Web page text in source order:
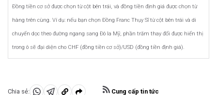
Đồng tiền cơ sở được chọn từ cột bên trái, và đồng tiền định giá được chọn từ
hàng trên cùng. Ví dụ: nếu bạn chọn Đồng Franc Thụy Sĩ từ cột bên trái và di
chuyển dọc theo đường ngang sang Đô la Mỹ, phần trăm thay đổi được hiển thị
trong ô sẽ đại diện cho CHF (đồng tiền cơ sở)/USD (đồng tiền định giá).
Chia sẻ: Cung cấp tin tức